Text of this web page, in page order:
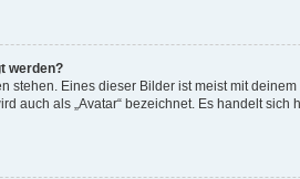
werden?
stehen. Eines dieser Bilder ist meist mit
auch als „Avatar“ bezeichnet. Es handelt